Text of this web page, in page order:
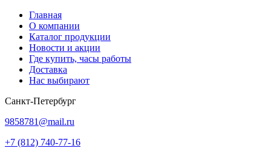
Главная
О компании
Каталог продукции
Новости и акции
Где купить, часы работы
Доставка
Нас выбирают
Санкт-Петербург
9858781@mail.ru
+7 (812) 740-77-16